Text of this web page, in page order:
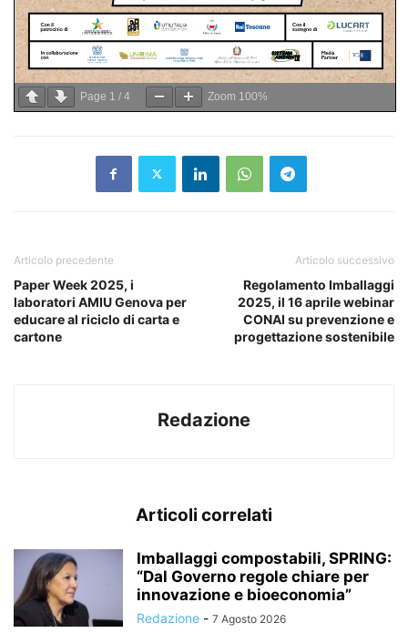
Page 1 / 4 Zoom 100%
Articolo precedente
Paper Week 2025, i
laboratori AMIU Genova per
educare al riciclo di carta e
cartone
Articolo successivo
Regolamento Imballaggi
2025, il 16 aprile webinar
CONAI su prevenzione e
progettazione sostenibile
Redazione
Articoli correlati
Imballaggi compostabili, SPRING:
“Dal Governo regole chiare per
innovazione e bioeconomia”
Redazione - 7 Agosto 2026